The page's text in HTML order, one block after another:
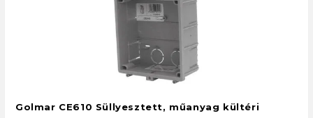
Golmar CE610 Süllyesztett, műanyag kültéri